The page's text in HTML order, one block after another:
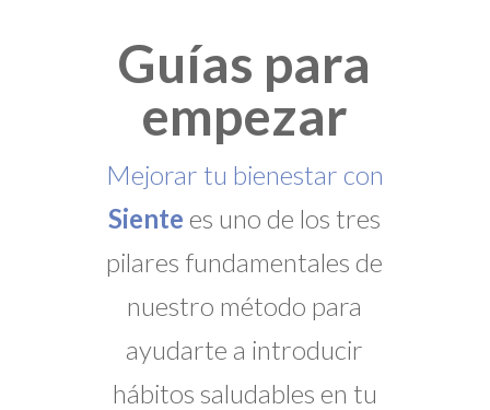
Guías para
empezar
Mejorar tu bienestar con
Siente es uno de los tres
pilares fundamentales de
nuestro método para
ayudarte a introducir
hábitos saludables en tu